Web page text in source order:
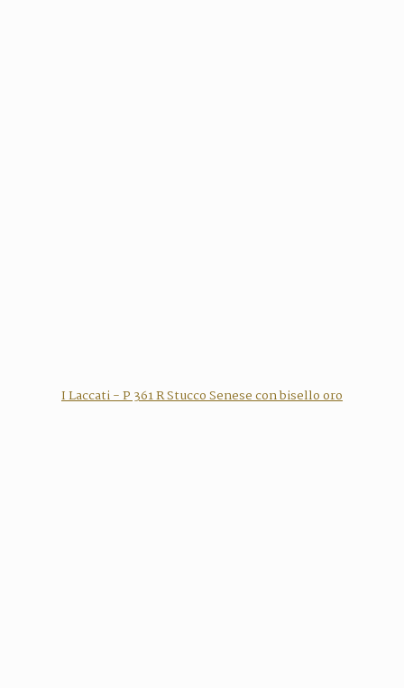
I Laccati - P 361 R Stucco Senese con bisello oro